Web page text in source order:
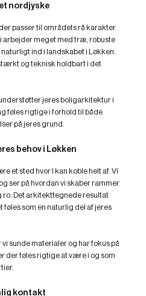
nordjyske
passer til områdets rå karakter
arbejder meget med træ, robuste
ind i landskabet i Løkken.
og teknisk holdbart i det
jeres boligarkitektur i
føles rigtige i forhold til både
på jeres grund.
behov i Løkken
et sted hvor I kan koble helt af. Vi
ser på hvordan vi skaber rammer
ro. Det arkitekttegnede resultat
føles som en naturlig del af jeres
sunde materialer og har fokus på
der føles rigtige at være i og som
kontakt